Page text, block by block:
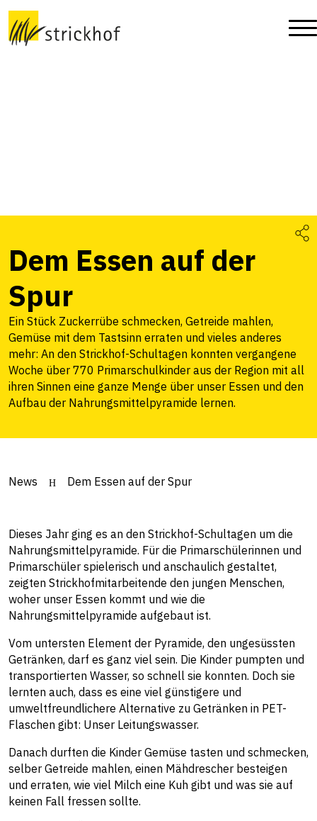
Dem Essen auf der
Spur
Ein Stück Zuckerrübe schmecken, Getreide mahlen,
Gemüse mit dem Tastsinn erraten und vieles anderes
mehr: An den Strickhof-Schultagen konnten vergangene
Woche über 770 Primarschulkinder aus der Region mit all
ihren Sinnen eine ganze Menge über unser Essen und den
Aufbau der Nahrungsmittelpyramide lernen.
News Dem Essen auf der Spur
Dieses Jahr ging es an den Strickhof-Schultagen um die
Nahrungsmittelpyramide. Für die Primarschülerinnen und
Primarschüler spielerisch und anschaulich gestaltet,
zeigten Strickhofmitarbeitende den jungen Menschen,
woher unser Essen kommt und wie die
Nahrungsmittelpyramide aufgebaut ist.
Vom untersten Element der Pyramide, den ungesüssten
Getränken, darf es ganz viel sein. Die Kinder pumpten und
transportierten Wasser, so schnell sie konnten. Doch sie
lernten auch, dass es eine viel günstigere und
umweltfreundlichere Alternative zu Getränken in PET-
Flaschen gibt: Unser Leitungswasser.
Danach durften die Kinder Gemüse tasten und schmecken,
selber Getreide mahlen, einen Mähdrescher besteigen
und erraten, wie viel Milch eine Kuh gibt und was sie auf
keinen Fall fressen sollte.